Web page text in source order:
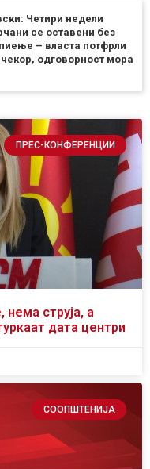
Четири недели
се оставени без
– власта потфрли
чекор, одговорност мора
ПРЕС-КОНФЕРЕНЦИИ
нема струја, а
дата центри
СООПШТЕНИЈА